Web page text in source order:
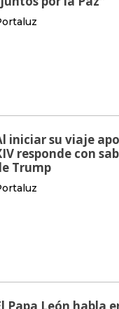
iniciar su viaje
responde con
Trump
Papa León habla